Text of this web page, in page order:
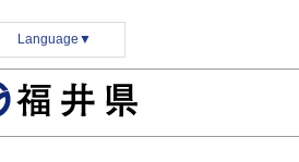
Language ▼